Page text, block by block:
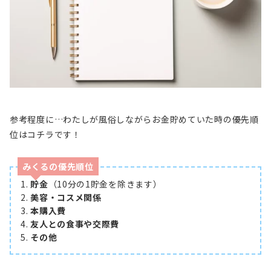
参考程度に…わたしが風俗しながらお金貯めていた時の優先順
位はコチラです！
みくるの優先順位
貯金 （10分の1貯金を除きます）
美容・コスメ関係
本購入費
友人との食事や交際費
その他